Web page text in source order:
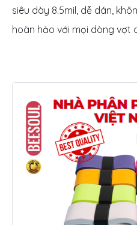
siêu dày 8.5mil, dễ dán,
hoàn hảo với mọi dòng vợt